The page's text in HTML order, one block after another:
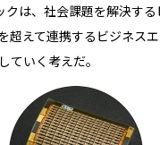
クは、社会課題を解決す
超えて連携するビジネス
ていく考えだ。